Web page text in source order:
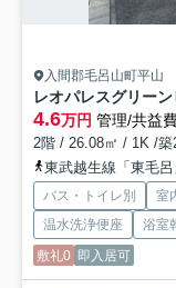
入間郡毛呂山町平山
レオパレスグリー
4.6万円 管理/共益
2階 / 26.08㎡ / 1K /築
東武越生線「東毛
バス・トイレ別 室
温水洗浄便座
浴室
敷礼0 即入居可